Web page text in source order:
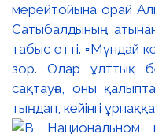
мерейтойына орай
Сатыбалдының
табыс етті. ▫️Мұндай
зор. Олар ұлттық
сақтауға, оны
тыңдап, кейінгі